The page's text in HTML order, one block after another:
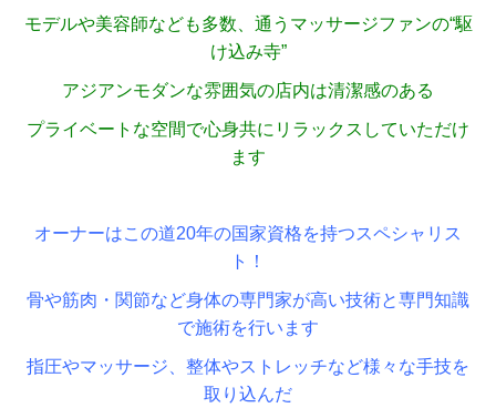
モデルや美容師なども多数、通うマッサージファンの“駆
け込み寺”
アジアンモダンな雰囲気の店内は清潔感のある
プライベートな空間で心身共にリラックスしていただけ
ます
オーナーはこの道20年の国家資格を持つスペシャリス
ト！
骨や筋肉・関節など身体の専門家が高い技術と専門知識
で施術を行います
指圧やマッサージ、整体やストレッチなど様々な手技を
取り込んだ